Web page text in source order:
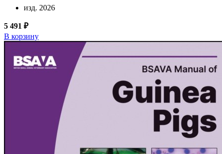
изд. 2026
5 491 ₽
В корзину